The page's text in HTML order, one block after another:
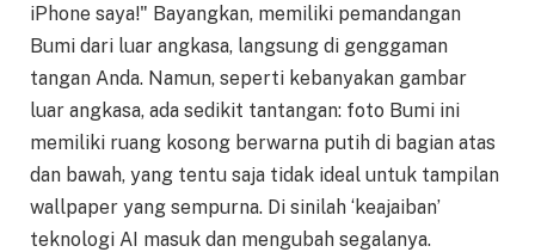
iPhone saya!" Bayangkan, memiliki pemandangan
Bumi dari luar angkasa, langsung di genggaman
tangan Anda. Namun, seperti kebanyakan gambar
luar angkasa, ada sedikit tantangan: foto Bumi ini
memiliki ruang kosong berwarna putih di bagian atas
dan bawah, yang tentu saja tidak ideal untuk tampilan
wallpaper yang sempurna. Di sinilah ‘keajaiban’
teknologi AI masuk dan mengubah segalanya.